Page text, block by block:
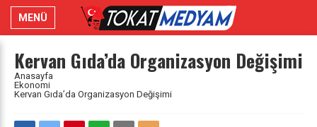
MENÜ
Kervan Gıda’da Organizasyon Değişimi
Anasayfa
Ekonomi
Kervan Gıda’da Organizasyon Değişimi